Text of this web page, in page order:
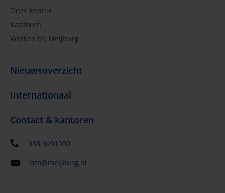
Onze kennis
Kantoren
Werken bij Meijburg
Nieuwsoverzicht
Internationaal
Contact & kantoren
088 9091000
info@meijburg.nl